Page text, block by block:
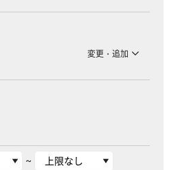
変更・追加
~